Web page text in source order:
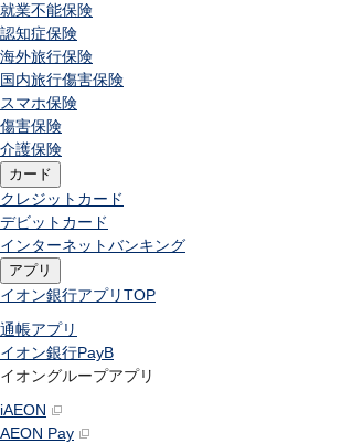
就業不能保険
認知症保険
海外旅行保険
国内旅行傷害保険
スマホ保険
傷害保険
介護保険
カード
クレジットカード
デビットカード
インターネットバンキング
アプリ
イオン銀行アプリTOP
通帳アプリ
イオン銀行PayB
イオングループアプリ
iAEON
AEON Pay